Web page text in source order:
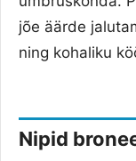
jõe äärde
ning kohaliku
Nipid